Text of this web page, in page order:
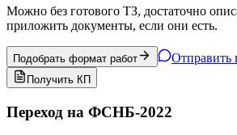
Можно без готового ТЗ, достаточно
приложить документы, если они есть.
Подобрать формат работ Отправить
Получить КП
Переход на ФСНБ-2022